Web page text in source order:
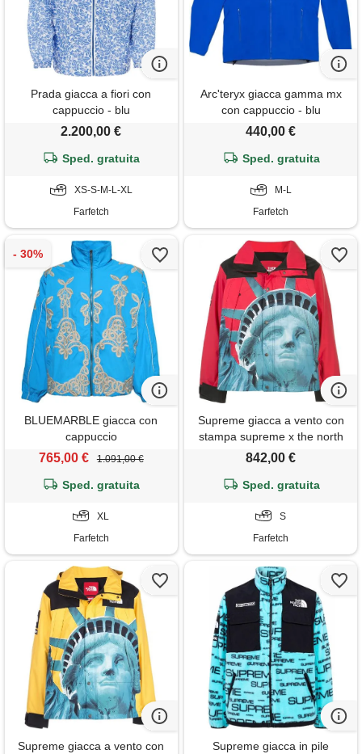
Prada giacca a fiori con
cappuccio - blu
2.200,00 €
Sped. gratuita
XS-S-M-L-XL
Farfetch
Arc'teryx giacca gamma mx
con cappuccio - blu
440,00 €
Sped. gratuita
M-L
Farfetch
BLUEMARBLE giacca con
cappuccio
765,00 € 1.091,00 €
Sped. gratuita
XL
Farfetch
Supreme giacca a vento con
stampa supreme x the north
face - rosso
842,00 €
Sped. gratuita
S
Farfetch
Supreme giacca a vento con
Supreme giacca in pile